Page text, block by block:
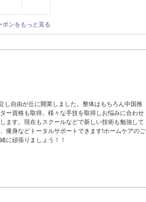
ポンをもっと見る
し自由が丘に開業しました。整体はもちろん中国推
ー資格も取得。様々な手技を取得しお悩みに合わせ
ます。現在もスクールなどで新しい技術も勉強して
痩身などトータルサポートできます!ホームケアのご
に頑張りましょう！！